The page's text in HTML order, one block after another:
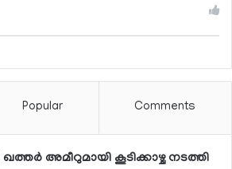
Popular Comments
അമീറുമായി കൂടിക്കാഴ്ച നടത്തി